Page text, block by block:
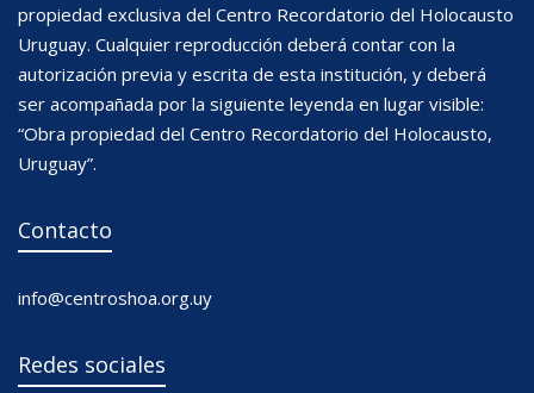
propiedad exclusiva del Centro Recordatorio del Holocausto
Uruguay. Cualquier reproducción deberá contar con la
autorización previa y escrita de esta institución, y deberá
ser acompañada por la siguiente leyenda en lugar visible:
“Obra propiedad del Centro Recordatorio del Holocausto,
Uruguay”.
Contacto
info@centroshoa.org.uy
Redes sociales